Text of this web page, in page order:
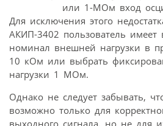
или 1-МОм вход
Для исключения этого
АКИП-3402 пользователь имеет
номинал внешней нагрузки в
10 кОм или выбрать
нагрузки 1 МОм.
Однако не следует забывать,
возможно только для